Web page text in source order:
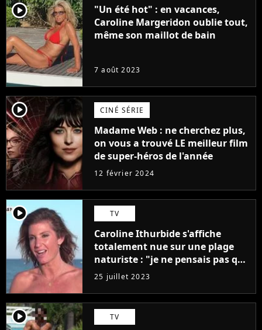
player2
"Un été hot" : en vacances,
Caroline Margeridon oublie tout,
même son maillot de bain
7 août 2023
player2 CINÉ SÉRIE
Madame Web : ne cherchez plus,
on vous a trouvé LE meilleur film
de super-héros de l'année
12 février 2024
player2 TV
Caroline Ithurbide s'affiche
totalement nue sur une plage
naturiste : "je ne pensais pas que
j'arriverais à le faire..."
25 juillet 2023
player2 TV